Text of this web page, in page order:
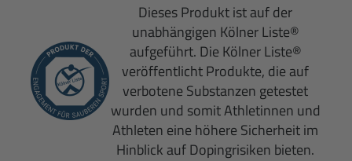
Dieses Produkt ist auf der
unabhängigen Kölner Liste®
aufgeführt. Die Kölner Liste®
veröffentlicht Produkte, die auf
verbotene Substanzen getestet
wurden und somit Athletinnen und
Athleten eine höhere Sicherheit im
Hinblick auf Dopingrisiken bieten.